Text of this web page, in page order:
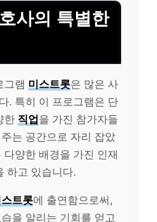
사의 특별한
그램 미스트롯은 많은 사
. 특히 이 프로그램은 단
한 직업을 가진 참가자들
는 공간으로 자리 잡았
다양한 배경을 가진 인재
하고 있습니다.
트롯에 출연함으로써,
을 알리는 기회를 얻고